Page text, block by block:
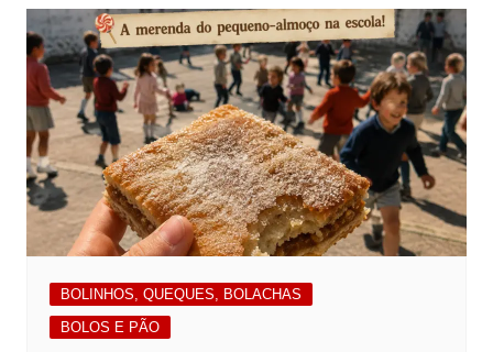
BOLINHOS, QUEQUES, BOLACHAS
BOLOS E PÃO